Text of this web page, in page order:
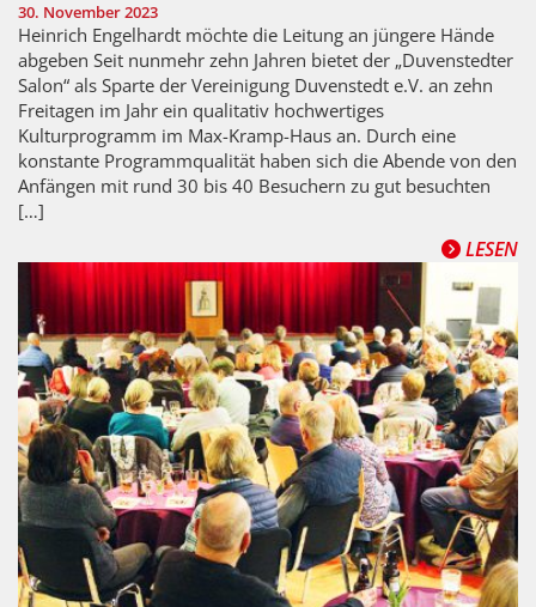
30. November 2023
Heinrich Engelhardt möchte die Leitung an jüngere Hände
abgeben Seit nunmehr zehn Jahren bietet der „Duvenstedter
Salon“ als Sparte der Vereinigung Duvenstedt e.V. an zehn
Freitagen im Jahr ein qualitativ hochwertiges
Kulturprogramm im Max-Kramp-Haus an. Durch eine
konstante Programmqualität haben sich die Abende von den
Anfängen mit rund 30 bis 40 Besuchern zu gut besuchten
[…]
LESEN